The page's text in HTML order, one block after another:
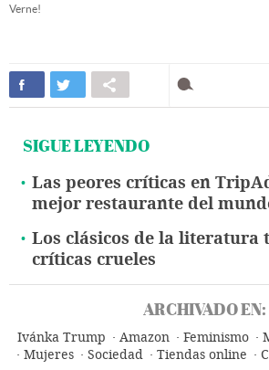
Verne!
SIGUE LEYENDO
Las peores críticas en
mejor restaurante del
Los clásicos de la literatura
críticas crueles
ARCHIVADO EN:
Ivánka Trump Amazon Feminismo
Mujeres
Sociedad Tiendas online